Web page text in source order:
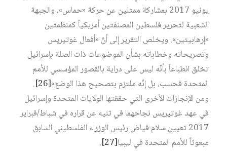
يونيو 2017 بمشاركة ممثلين عن حركة «حماس»، والجبهة
الشعبية لتحرير فلسطين المصنفتين أمريكياً كمنظمتين
«إرهابيتين». ويخلص التقرير إلى أنّ «أفعال غوتيريس
وتصريحاته وخطاباته بشأن الموضوعات ذات الصلة بإسرائيل
تخلق انطباعاً بأنّه ليس على دراية بالقصور المؤسسي للأمم
المتحدة فحسب، بل إنّه ملتزم بتصحيح هذا الوضع»[26]
.
ومن الإنجازات الأخرى التي حققتها الولايات المتحدة وإسرائيل
في عهد غوتيريس نجاحهما في ثنيه عن قراره في شباط/فبراير
2017 تعيين سلام فياض رئيس الوزراء الفلسطيني السابق
مبعوثاً للأمم المتحدة في ليبيا[27]
.